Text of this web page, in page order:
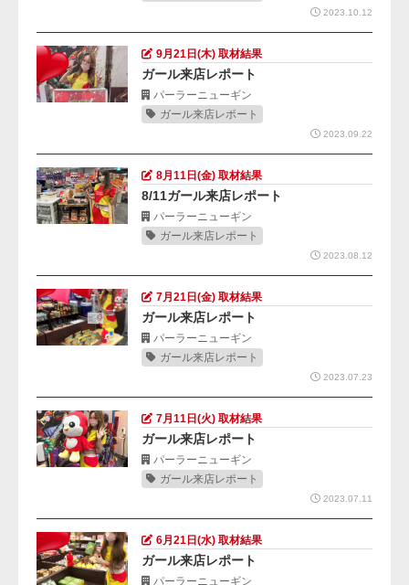
2023.10.12
9月21日(木) 取材結果
ガール来店レポート
パーラーニューギン
ガール来店レポート
2023.09.22
8月11日(金) 取材結果
8/11ガール来店レポート
パーラーニューギン
ガール来店レポート
2023.08.12
7月21日(金) 取材結果
ガール来店レポート
パーラーニューギン
ガール来店レポート
2023.07.23
7月11日(火) 取材結果
ガール来店レポート
パーラーニューギン
ガール来店レポート
2023.07.11
6月21日(水) 取材結果
ガール来店レポート
パーラーニューギン